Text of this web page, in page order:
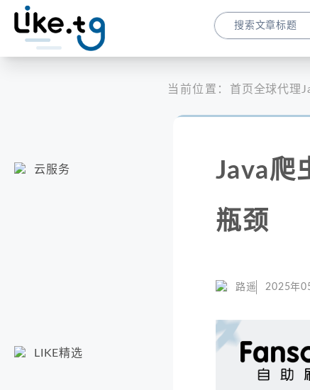
云服务
LIKE精选
当前位置： 首页全球代理
Java爬
瓶颈
路遥 2025年